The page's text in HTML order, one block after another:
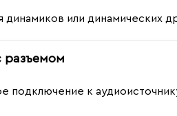
или динамических
разъемом
подключение к